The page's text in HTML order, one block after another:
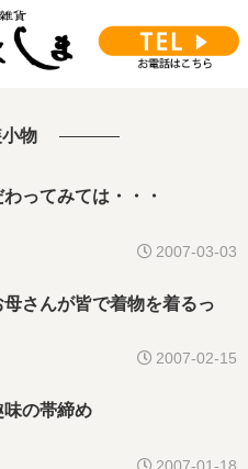
物
ってみては・・・
2007-03-03
さんが皆で着物を着るっ
2007-02-15
の帯締め
2007-01-18